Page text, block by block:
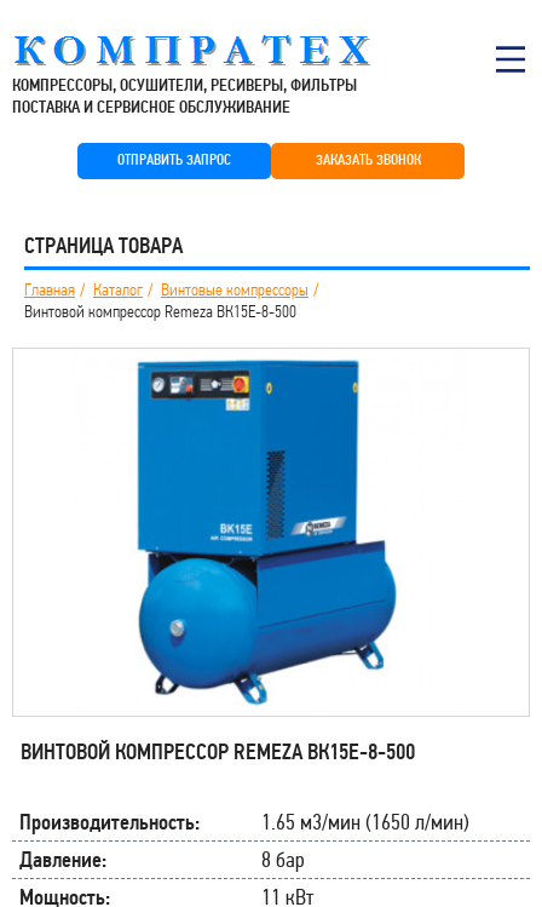
КОМПРЕССОРЫ, ОСУШИТЕЛИ, РЕСИВЕРЫ, ФИЛЬТРЫ
ПОСТАВКА И СЕРВИСНОЕ ОБСЛУЖИВАНИЕ
ОТПРАВИТЬ ЗАПРОС ЗАКАЗАТЬ ЗВОНОК
СТРАНИЦА ТОВАРА
Главная Каталог
Винтовые компрессоры
Винтовой компрессор Remeza ВК15E-8-500
ВИНТОВОЙ КОМПРЕССОР REMEZA ВК15E-8-500
Производительность:
1.65 м3/мин (1650 л/мин)
Давление:
8 бар
Мощность:
11 кВт